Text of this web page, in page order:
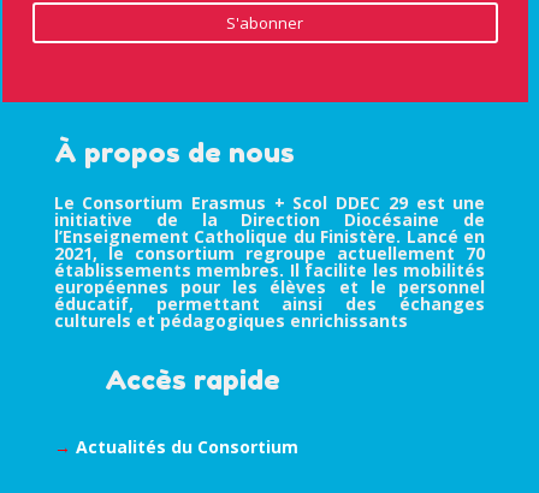
S'abonner
À propos de nous
Le Consortium Erasmus + Scol DDEC 29 est une
initiative de la Direction Diocésaine de
l’Enseignement Catholique du Finistère. Lancé en
2021, le consortium regroupe actuellement 70
établissements membres. Il facilite les mobilités
européennes pour les élèves et le personnel
éducatif, permettant ainsi des échanges
culturels et pédagogiques enrichissants
Accès rapide
→ Actualités du Consortium